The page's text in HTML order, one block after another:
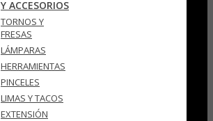
Y ACCESORIOS
TORNOS Y
FRESAS
LÁMPARAS
HERRAMIENTAS
PINCELES
LIMAS Y TACOS
EXTENSIÓN